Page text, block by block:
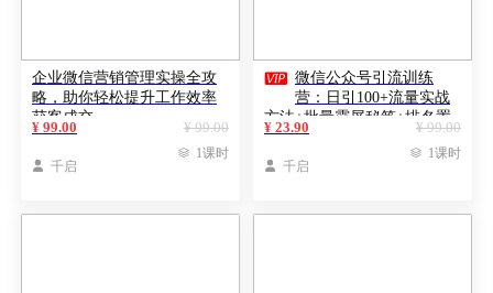
企业微信营销管理实操全攻
略，助你轻松提升工作效率
获客成交
¥ 99.00
¥ 99.00
 千启
 1课时
 微信公众号引流训练
营：日引100+流量实战
方法+批量霸屏秘笈+排名置
顶黑科技
¥ 99.00
¥ 23.90
 千启
 1课时